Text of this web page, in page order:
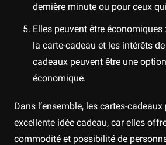
dernière minute ou pour ceux
Elles peuvent être
la carte-cadeau et les intérêts
cadeaux peuvent être une
économique.
Dans l’ensemble, les cartes-
excellente idée cadeau, car elles
commodité et possibilité de